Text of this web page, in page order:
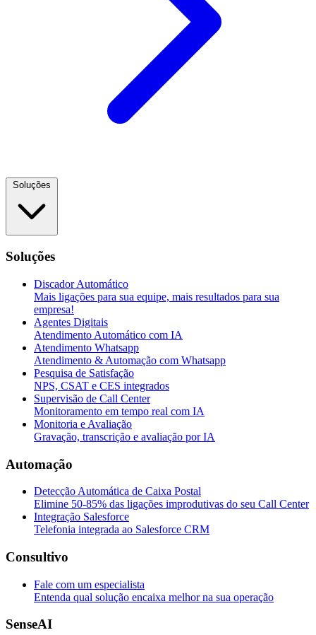
Soluções
Discador Automático
Mais ligações para sua equipe, mais resultados para sua
empresa!
Agentes Digitais
Atendimento Automático com IA
Atendimento Whatsapp
Atendimento & Automação com Whatsapp
Pesquisa de Satisfação
NPS, CSAT e CES integrados
Supervisão de Call Center
Monitoramento em tempo real com IA
Monitoria e Avaliação
Gravação, transcrição e avaliação por IA
Automação
Detecção Automática de Caixa Postal
Elimine 50-85% das ligações improdutivas do seu Call Center
Integração Salesforce
Telefonia integrada ao Salesforce CRM
Consultivo
Fale com um especialista
Entenda qual solução encaixa melhor na sua operação
SenseAI